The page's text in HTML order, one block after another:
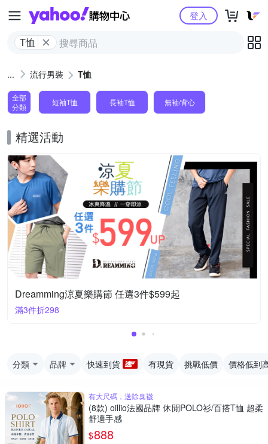
Yahoo購物中心
T恤
登入
流行男裝 T恤
全部
分類
短袖T恤 長袖T恤 無袖/背心
精選活動
Dreamming涼夏樂購節 任選3件$599起
滿3件折298
分類 品牌 快速到貨 有現貨 挑戰低價 價格低到
有大尺碼，送除臭襪
(8款) oillio法國品牌 休閒POLO衫/百搭T恤 超柔
舒適手感
$888